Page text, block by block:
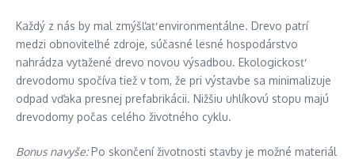
Každý z nás by mal zmýšľať environmentálne. Drevo patrí
medzi obnoviteľné zdroje, súčasné lesné hospodárstvo
nahrádza vyťažené drevo novou výsadbou. Ekologickosť
drevodomu spočíva tiež v tom, že pri výstavbe sa minimalizuje
odpad vďaka presnej prefabrikácii. Nižšiu uhlíkovú stopu majú
drevodomy počas celého životného cyklu.
Bonus navyše:Po skončení životnosti stavby je možné materiál